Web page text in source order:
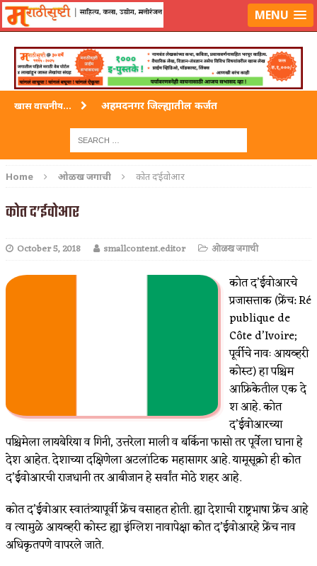
लॉग-इन करा|लेखक नोंदणी करा MENU
खास वाचनीय... अहमदनगर जिल्ह्यातील कर्जत
अहमदपूर – लातूर जिल्ह्यातील महत्त्वाचे शहर
Home ओळख जगाची कोत द’ईवोआर
कोत द’ईवोआर
October 5, 2018 smallcontent.editor ओळख जगाची
कोत द’ईवोआरचे
प्रजासत्ताक (फ्रेंच: Ré
publique de
Côte d’Ivoire;
पूर्वीचे नावः आयव्हरी
कोस्ट) हा पश्चिम
आफ्रिकेतील एक दे
श आहे. कोत
द’ईवोआरच्या
पश्चिमेला लायबेरिया व गिनी, उत्तरेला माली व बर्किना फासो तर पूर्वेला घाना हे
देश आहेत. देशाच्या दक्षिणेला अटलांटिक महासागर आहे. यामूसूक्रो ही कोत
द’ईवोआरची राजधानी तर आबीजान हे सर्वांत मोठे शहर आहे.
कोत द’ईवोआर स्वातंत्र्यापूर्वी फ्रेंच वसाहत होती. ह्या देशाची राष्ट्रभाषा फ्रेंच आहे
व त्यामुळे आयव्हरी कोस्ट ह्या इंग्लिश नावापेक्षा कोत द’ईवोआरहे फ्रेंच नाव
अधिकृतपणे वापरले जाते.